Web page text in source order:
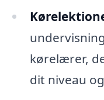
kørelærer,
dit niveau